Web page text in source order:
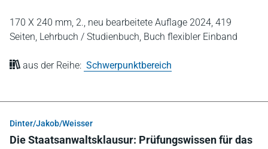
170 X 240 mm, 2., neu bearbeitete Auflage 2024, 419
Seiten, Lehrbuch / Studienbuch, Buch flexibler Einband
aus der Reihe: Schwerpunktbereich
Dinter/Jakob/Weisser
Die Staatsanwaltsklausur: Prüfungswissen für das